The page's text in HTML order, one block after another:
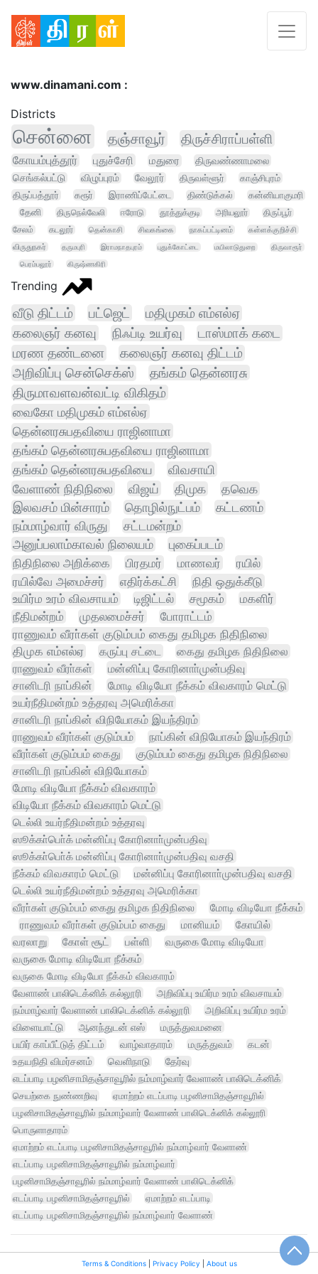
www.dinamani.com :
Districts
சென்னை தஞ்சாவூர் திருச்சிராப்பள்ளி
கோயம்புத்தூர் புதுச்சேரி மதுரை திருவண்ணாமலை
செங்கல்பட்டு விழுப்புரம் வேலூர் திருவள்ளூர்
காஞ்சிபுரம்
திருப்பத்தூர்
கரூர் இராணிப்பேட்டை திண்டுக்கல்
கன்னியாகுமரி
தேனி
திருநெல்வேலி ஈரோடு தூத்துக்குடி அரியலூர்
திருப்பூர்
சேலம்
கடலூர் தென்காசி சிவகங்கை நாகப்பட்டினம்
கள்ளக்குறிச்சி
விருதுநகர்
தருமபுரி இராமநாதபுரம் புதுக்கோட்டை மயிலாடுதுறை திருவாரூர்
பெரம்பலூர் கிருஷ்ணகிரி
Trending
வீடு திட்டம் பட்ஜெட்
மதிமுகம் எம்எல்ஏ
கலைஞர் கனவு
நிஃப்டி உயர்வு
டாஸ்மாக் கடை
மரண தண்டனை
கலைஞர் கனவு திட்டம்
அறிவிப்பு சென்செக்ஸ்
தங்கம் தென்னரசு
திருமாவளவன்வட்டி விகிதம்
வைகோ மதிமுகம் எம்எல்ஏ
தென்னரசுபதவியை ராஜினாமா
தங்கம் தென்னரசுபதவியை ராஜினாமா
தங்கம் தென்னரசுபதவியை
விவசாயி
வேளாண் நிதிநிலை
விஜய் திமுக
தவெக
இலவசம் மின்சாரம்
தொழில்நுட்பம்
கட்டணம்
நம்மாழ்வார் விருது
சட்டமன்றம்
அனுப்பலாம்காவல் நிலையம்
புகைப்படம்
நிதிநிலை அறிக்கை
பிரதமர் மாணவர்
ரயில்
ரயில்வே அமைச்சர்
எதிர்க்கட்சி நிதி ஒதுக்கீடு
உயிர்ம உரம் விவசாயம் டிஜிட்டல் சமூகம்
மகளிர்
நீதிமன்றம்
முதலமைச்சர்
போராட்டம்
ராணுவம் வீரா்கள் குடும்பம் கைது தமிழக நிதிநிலை
திமுக எம்எல்ஏ
கருப்பு சட்டை
கைது தமிழக நிதிநிலை
ராணுவம் வீரா்கள்
மன்னிப்பு கோரினாா்முன்பதிவு
சானிடரி நாப்கின்
மோடி விடியோ நீக்கம் விவகாரம் மெட்டு
உயர்நீதிமன்றம் உத்தரவு அமெரிக்கா
சானிடரி நாப்கின் விநியோகம் இயந்திரம்
ராணுவம் வீரா்கள் குடும்பம்
நாப்கின் விநியோகம் இயந்திரம்
வீரா்கள் குடும்பம் கைது
குடும்பம் கைது தமிழக நிதிநிலை
சானிடரி நாப்கின் விநியோகம்
மோடி விடியோ நீக்கம் விவகாரம்
விடியோ நீக்கம் விவகாரம் மெட்டு
டெல்லி உயர்நீதிமன்றம் உத்தரவு
ஸூக்கா்பொ்க் மன்னிப்பு கோரினாா்முன்பதிவு
ஸூக்கா்பொ்க் மன்னிப்பு கோரினாா்முன்பதிவு வசதி
நீக்கம் விவகாரம் மெட்டு
மன்னிப்பு கோரினாா்முன்பதிவு வசதி
டெல்லி உயர்நீதிமன்றம் உத்தரவு அமெரிக்கா
வீரா்கள் குடும்பம் கைது தமிழக நிதிநிலை
மோடி விடியோ நீக்கம்
ராணுவம் வீரா்கள் குடும்பம் கைது
மானியம்
கோயில்
வரலாறு
கோள் சூட் பள்ளி
வருகை மோடி விடியோ
வருகை மோடி விடியோ நீக்கம்
வருகை மோடி விடியோ நீக்கம் விவகாரம்
வேளாண் பாலிடெக்னிக் கல்லூரி
அறிவிப்பு உயிர்ம உரம் விவசாயம்
நம்மாழ்வார் வேளாண் பாலிடெக்னிக் கல்லூரி
அறிவிப்பு உயிர்ம உரம்
விளையாட்டு
ஆனந்துடன் எஸ்
மருத்துவமனை
பயிர் காப்பீட்டுத் திட்டம்
வாழ்வாதாரம் மருத்துவம்
கடன்
உதயநிதி விமர்சனம்
வெளிநாடு
தேர்வு
எடப்பாடி பழனிசாமிதஞ்சாவூரில் நம்மாழ்வார் வேளாண் பாலிடெக்னிக்
செயற்கை நுண்ணறிவு
ஏமாற்றம் எடப்பாடி பழனிசாமிதஞ்சாவூரில்
பழனிசாமிதஞ்சாவூரில் நம்மாழ்வார் வேளாண் பாலிடெக்னிக் கல்லூரி
பொருளாதாரம்
ஏமாற்றம் எடப்பாடி பழனிசாமிதஞ்சாவூரில் நம்மாழ்வார் வேளாண்
எடப்பாடி பழனிசாமிதஞ்சாவூரில் நம்மாழ்வார்
பழனிசாமிதஞ்சாவூரில் நம்மாழ்வார் வேளாண் பாலிடெக்னிக்
எடப்பாடி பழனிசாமிதஞ்சாவூரில்
ஏமாற்றம் எடப்பாடி
எடப்பாடி பழனிசாமிதஞ்சாவூரில் நம்மாழ்வார் வேளாண்
Terms & Conditions| Privacy Policy About us